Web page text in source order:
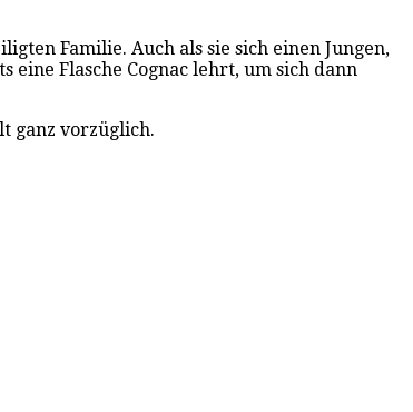
Familie. Auch als sie sich einen Jungen,
Flasche Cognac lehrt, um sich dann
ganz vorzüglich.